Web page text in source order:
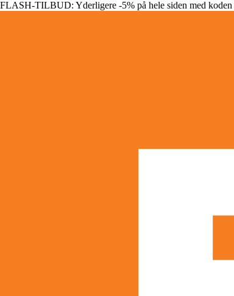
FLASH-TILBUD: Yderligere -5% på hele siden med koden